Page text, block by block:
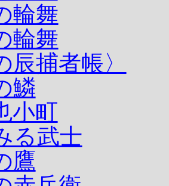
輪舞
輪舞
辰捕者帳〉
鱗
小町
る武士
鷹